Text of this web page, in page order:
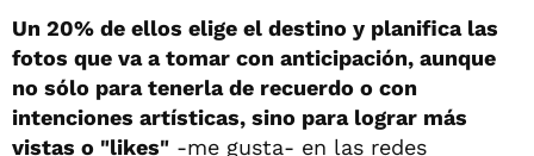
Un 20% de ellos elige el destino y planifica las
fotos que va a tomar con anticipación, aunque
no sólo para tenerla de recuerdo o con
intenciones artísticas, sino para lograr más
vistas o "likes" -me gusta- en las redes